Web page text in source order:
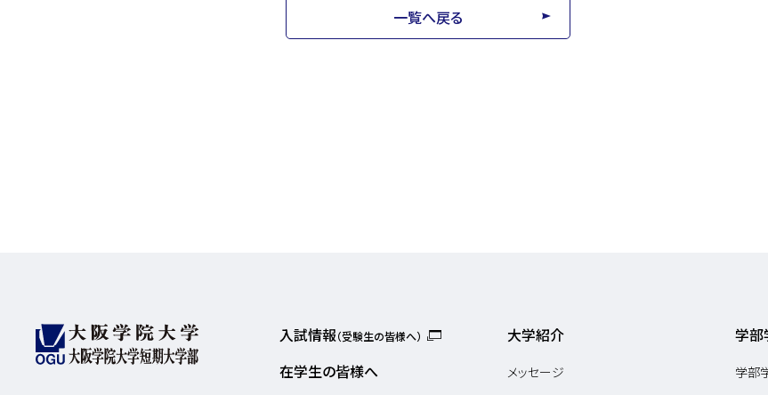
一覧へ戻る
入試情報（受験生の皆様へ）
在学生の皆様へ
大学紹介
メッセージ
学部
学部